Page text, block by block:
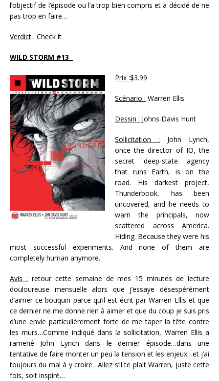
l’objectif de l’épisode ou l’a trop bien compris et a décidé de ne
pas trop en faire…
Verdict : Check it
WILD STORM #13
Prix :$3.99
Scénario : Warren Ellis
Dessin : Johns Davis Hunt
Sollicitation : John Lynch,
once the director of IO, the
secret deep-state agency
that runs Earth, is on the
road. His darkest project,
Thunderbook, has been
uncovered, and he needs to
warn the principals, now
scattered across America.
Hiding. Because they were his
most successful experiments. And none of them are
completely human anymore.
Avis : retour cette semaine de mes 15 minutes de lecture
douloureuse mensuelle alors que j’essaye désespérément
d’aimer ce bouquin parce qu’il est écrit par Warren Ellis et que
ce dernier ne me donne rien à aimer et que du coup je suis pris
d’une envie particulièrement forte de me taper la tête contre
les murs…Comme indiqué dans la sollicitation, Warren Ellis a
ramené John Lynch dans le dernier épisode…dans une
tentative de faire monter un peu la tension et les enjeux…et j’ai
toujours du mal à y croire…Allez s’il te plait Warren, juste cette
fois, soit inspiré…